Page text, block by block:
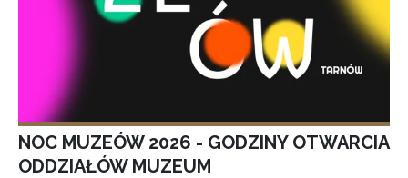
NOC MUZEÓW 2026 - GODZINY OTWARCIA
ODDZIAŁÓW MUZEUM